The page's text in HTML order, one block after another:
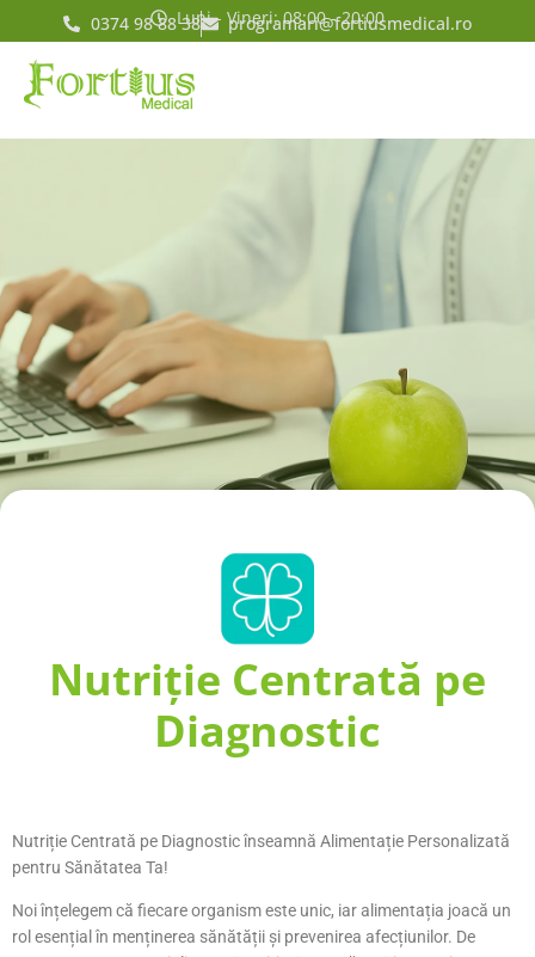
Luni - Vineri: 08:00 - 20:00
0374 98 88 38 programari@fortiusmedical.ro
Nutriție Centrată pe
Diagnostic
Nutriție Centrată pe Diagnostic înseamnă Alimentație Personalizată
pentru Sănătatea Ta!
Noi înțelegem că fiecare organism este unic, iar alimentația joacă un
rol esențial în menținerea sănătății și prevenirea afecțiunilor. De